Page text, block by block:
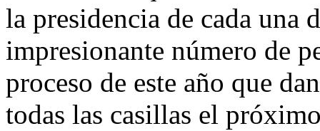
la presidencia de cada una
impresionante número de
proceso de este año que
todas las casillas el